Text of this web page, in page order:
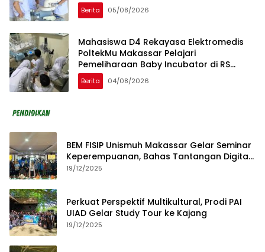
Berita 05/08/2026
Mahasiswa D4 Rekayasa Elektromedis
PoltekMu Makassar Pelajari
Pemeliharaan Baby Incubator di RS
Unhas
Berita 04/08/2026
BEM FISIP Unismuh Makassar Gelar Seminar
Keperempuanan, Bahas Tantangan Digital
dan Budaya Lokal
19/12/2025
Perkuat Perspektif Multikultural, Prodi PAI
UIAD Gelar Study Tour ke Kajang
19/12/2025